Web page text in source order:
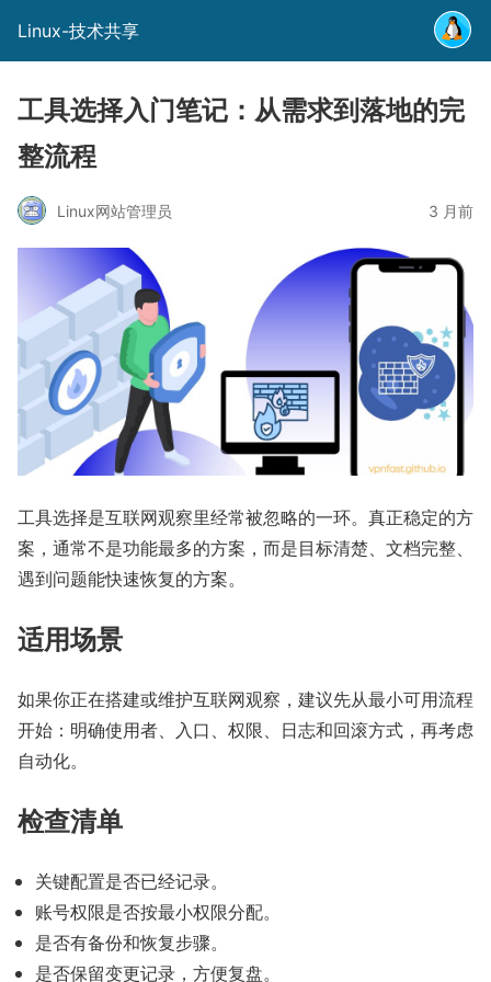
Linux-技术共享
工具选择入门笔记：从需求到落地的完
整流程
Linux网站管理员 3 月前
工具选择是互联网观察里经常被忽略的一环。真正稳定的方
案，通常不是功能最多的方案，而是目标清楚、文档完整、
遇到问题能快速恢复的方案。
适用场景
如果你正在搭建或维护互联网观察，建议先从最小可用流程
开始：明确使用者、入口、权限、日志和回滚方式，再考虑
自动化。
检查清单
关键配置是否已经记录。
账号权限是否按最小权限分配。
是否有备份和恢复步骤。
是否保留变更记录，方便复盘。